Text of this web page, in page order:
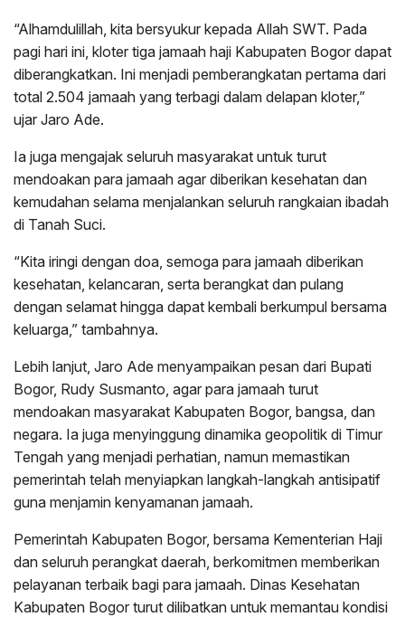
“Alhamdulillah, kita bersyukur kepada Allah SWT. Pada
pagi hari ini, kloter tiga jamaah haji Kabupaten Bogor dapat
diberangkatkan. Ini menjadi pemberangkatan pertama dari
total 2.504 jamaah yang terbagi dalam delapan kloter,”
ujar Jaro Ade.
Ia juga mengajak seluruh masyarakat untuk turut
mendoakan para jamaah agar diberikan kesehatan dan
kemudahan selama menjalankan seluruh rangkaian ibadah
di Tanah Suci.
“Kita iringi dengan doa, semoga para jamaah diberikan
kesehatan, kelancaran, serta berangkat dan pulang
dengan selamat hingga dapat kembali berkumpul bersama
keluarga,” tambahnya.
Lebih lanjut, Jaro Ade menyampaikan pesan dari Bupati
Bogor, Rudy Susmanto, agar para jamaah turut
mendoakan masyarakat Kabupaten Bogor, bangsa, dan
negara. Ia juga menyinggung dinamika geopolitik di Timur
Tengah yang menjadi perhatian, namun memastikan
pemerintah telah menyiapkan langkah-langkah antisipatif
guna menjamin kenyamanan jamaah.
Pemerintah Kabupaten Bogor, bersama Kementerian Haji
dan seluruh perangkat daerah, berkomitmen memberikan
pelayanan terbaik bagi para jamaah. Dinas Kesehatan
Kabupaten Bogor turut dilibatkan untuk memantau kondisi